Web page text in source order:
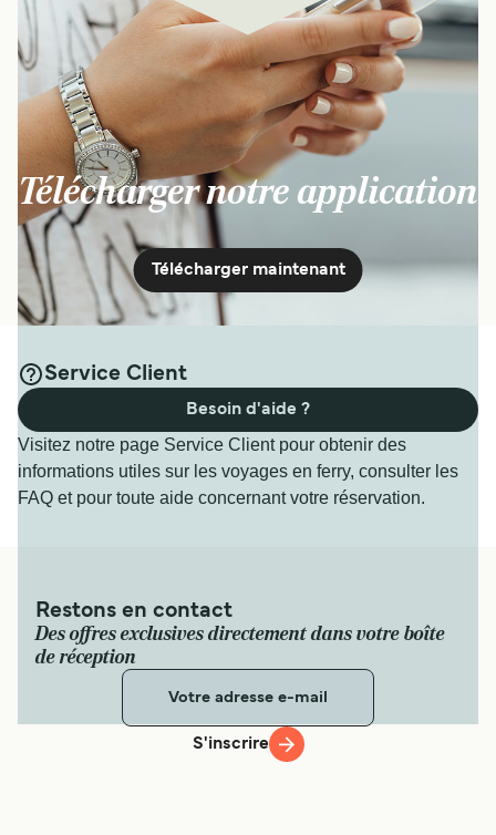
Télécharger notre application
Télécharger maintenant
Service Client
Visitez notre page Service Client pour obtenir des
informations utiles sur les voyages en ferry, consulter les
FAQ et pour toute aide concernant votre réservation.
Besoin d'aide ?
Restons en contact
Des offres exclusives directement dans votre boîte
de réception
S'inscrire